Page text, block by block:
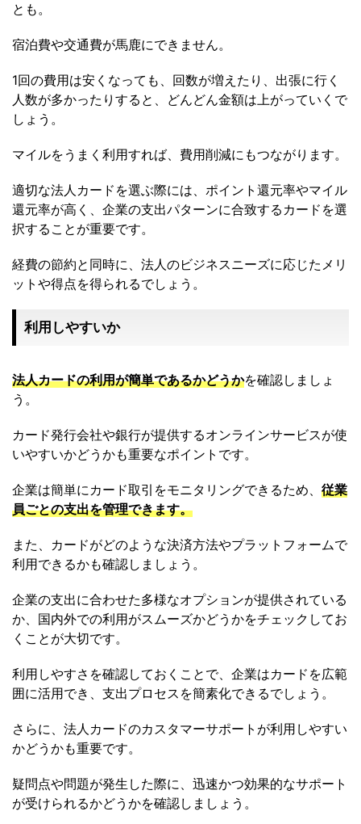
とも。
宿泊費や交通費が馬鹿にできません。
1回の費用は安くなっても、回数が増えたり、出張に行く
人数が多かったりすると、どんどん金額は上がっていくで
しょう。
マイルをうまく利用すれば、費用削減にもつながります。
適切な法人カードを選ぶ際には、ポイント還元率やマイル
還元率が高く、企業の支出パターンに合致するカードを選
択することが重要です。
経費の節約と同時に、法人のビジネスニーズに応じたメリ
ットや得点を得られるでしょう。
利用しやすいか
法人カードの利用が簡単であるかどうかを確認しましょ
う。
カード発行会社や銀行が提供するオンラインサービスが使
いやすいかどうかも重要なポイントです。
企業は簡単にカード取引をモニタリングできるため、 従業
員ごとの支出を管理できます。
また、カードがどのような決済方法やプラットフォームで
利用できるかも確認しましょう。
企業の支出に合わせた多様なオプションが提供されている
か、国内外での利用がスムーズかどうかをチェックしてお
くことが大切です。
利用しやすさを確認しておくことで、企業はカードを広範
囲に活用でき、支出プロセスを簡素化できるでしょう。
さらに、法人カードのカスタマーサポートが利用しやすい
かどうかも重要です。
疑問点や問題が発生した際に、迅速かつ効果的なサポート
が受けられるかどうかを確認しましょう。